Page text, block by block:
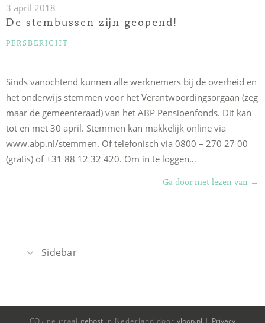
3 april 2018
De stembussen zijn geopend!
CATEGORIEËN
PERSBERICHT
Sinds vanochtend kunnen alle werknemers bij de overheid en
het onderwijs stemmen voor het Verantwoordingsorgaan (zeg
maar de gemeenteraad) van het ABP Pensioenfonds. Dit kan
tot en met 30 april. Stemmen kan makkelijk online via
www.abp.nl/stemmen. Of telefonisch via 0800 – 270 27 00
(gratis) of +31 88 12 32 420. Om in te loggen…
Ga door met lezen van “De
→
Sidebar
Het nieuwe bestuursmodel van het ABP
CO -neutraal gehost in Nederland door vloop.nl | Privacy